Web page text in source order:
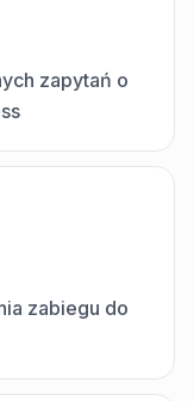
zapytań o
zabiegu do